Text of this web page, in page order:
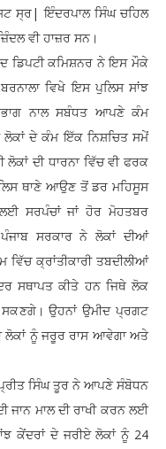
ਸ੍ਰ| ਇੰਦਰਪਾਲ ਸਿੰਘ ਚਹਿਲ
ਵੀ ਹਾਜ਼ਰ ਸਨ।
ਡਿਪਟੀ ਕਮਿਸ਼ਨਰ ਨੇ ਇਸ ਮੌਕੇ
ਵਿਖੇ ਇਸ ਪੁਲਿਸ ਸਾਂਝ
ਨਾਲ ਸਬੰਧਤ ਆਪਣੇ ਕੰਮ
ਲੋਕਾਂ ਦੇ ਕੰਮ ਇੱਕ ਨਿਸ਼ਚਿਤ ਸਮੇਂ
ਦੀ ਧਾਰਨਾ ਵਿੱਚ ਵੀ ਫਰਕ
ਥਾਣੇ ਆਉਣ ਤੋਂ ਡਰ ਮਹਿਸੂਸ
ਸਰਪੰਚਾਂ ਜਾਂ ਹੋਰ ਮੋਹਤਬਰ
ਸਰਕਾਰ ਨੇ ਲੋਕਾਂ ਦੀਆਂ
ਵਿੱਚ ਕ੍ਰਾਂਤੀਕਾਰੀ ਤਬਦੀਲੀਆਂ
ਸਥਾਪਤ ਕੀਤੇ ਹਨ ਜਿਥੇ ਲੋਕ
ਉਹਨਾਂ ਉਮੀਦ ਪ੍ਰਗਟ
ਲੋਕਾਂ ਨੂੰ ਜਰੂਰ ਰਾਸ ਆਵੇਗਾ ਅਤੇ
ਸਿੰਘ ਤੂਰ ਨੇ ਆਪਣੇ ਸੰਬੋਧਨ
ਜਾਨ ਮਾਲ ਦੀ ਰਾਖੀ ਕਰਨ ਲਈ
ਕੇਂਦਰਾਂ ਦੇ ਜਰੀਏ ਲੋਕਾਂ ਨੂੰ 24